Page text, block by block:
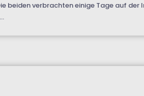
beiden verbrachten einige Tage auf der